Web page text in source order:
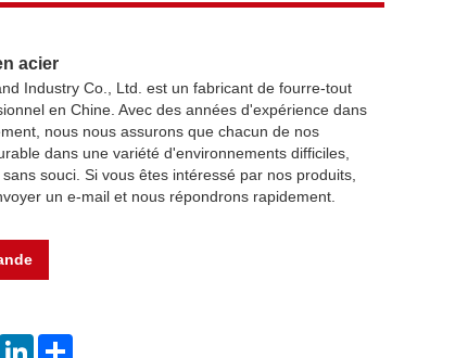
acier
Industry Co., Ltd. est un fabricant de fourre-tout
en Chine. Avec des années d'expérience dans
nous nous assurons que chacun de nos
dans une variété d'environnements difficiles,
souci. Si vous êtes intéressé par nos produits,
un e-mail et nous répondrons rapidement.
LinkedInShare